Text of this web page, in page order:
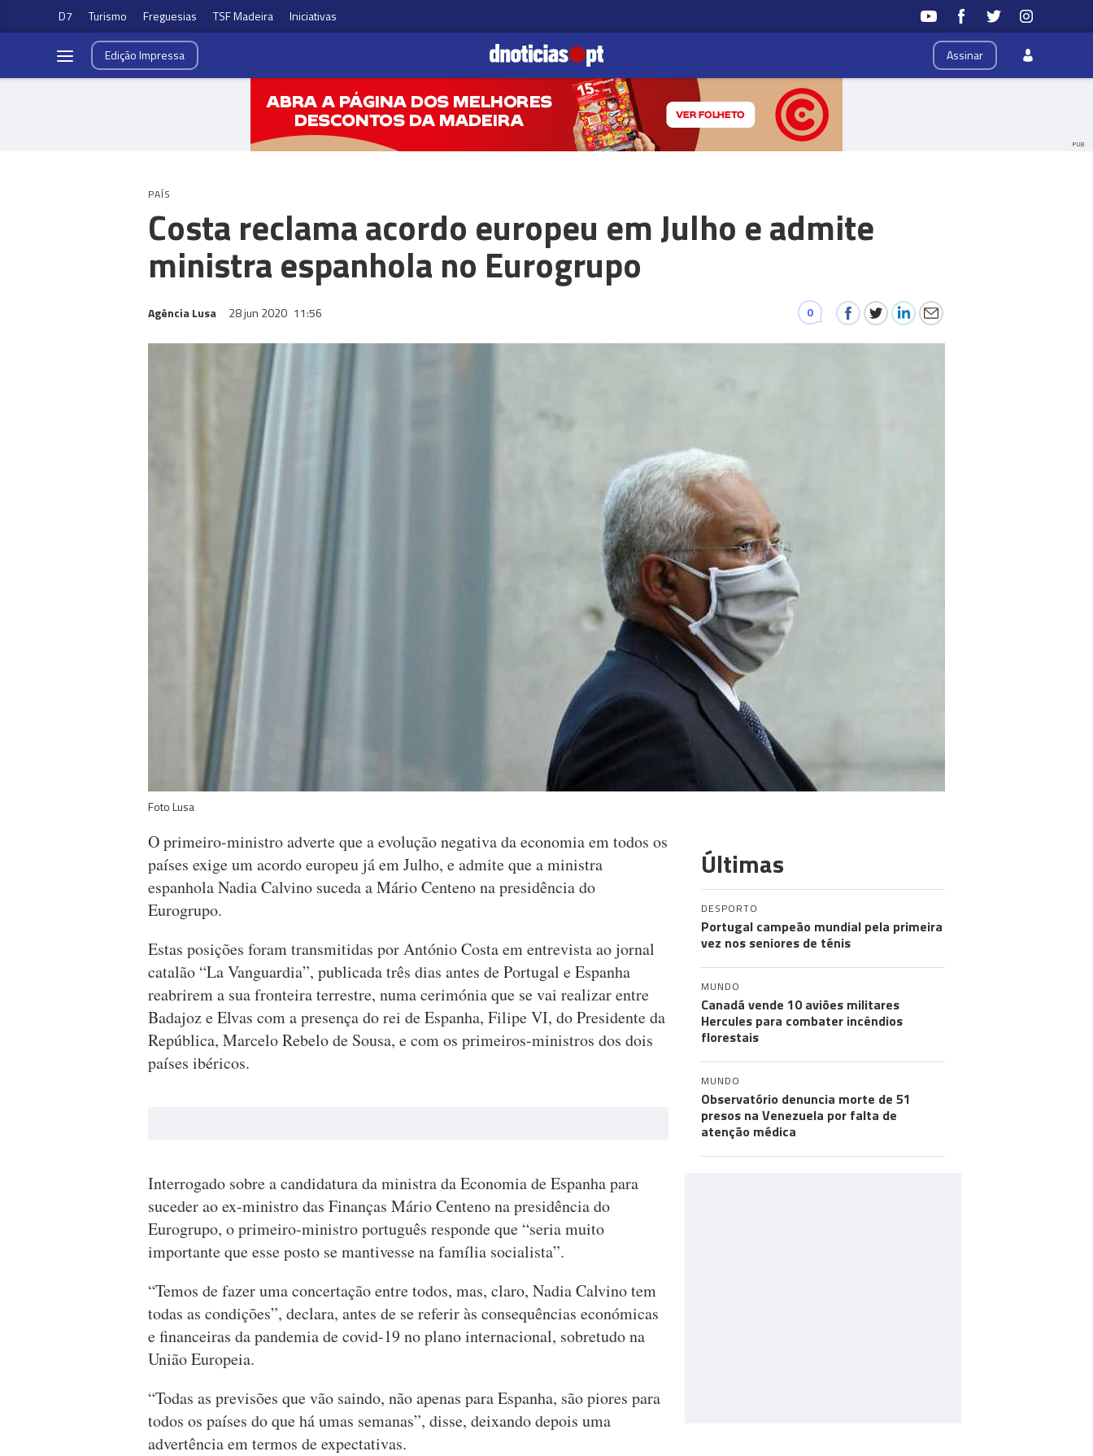
D7 Turismo Freguesias TSF Madeira Iniciativas
Assinar
EdiçãoImpressa
PUB
PAÍS
Costa reclama acordo europeu em Julho e admite
ministra espanhola no Eurogrupo
Agência Lusa 28 jun 2020 11:56 0
Foto Lusa
O primeiro-ministro adverte que a evolução negativa da economia em todos os
países exige um acordo europeu já em Julho, e admite que a ministra
espanhola Nadia Calvino suceda a Mário Centeno na presidência do
Eurogrupo.
Estas posições foram transmitidas por António Costa em entrevista ao jornal
catalão “La Vanguardia”, publicada três dias antes de Portugal e Espanha
reabrirem a sua fronteira terrestre, numa cerimónia que se vai realizar entre
Badajoz e Elvas com a presença do rei de Espanha, Filipe VI, do Presidente da
República, Marcelo Rebelo de Sousa, e com os primeiros-ministros dos dois
países ibéricos.
Interrogado sobre a candidatura da ministra da Economia de Espanha para
suceder ao ex-ministro das Finanças Mário Centeno na presidência do
Eurogrupo, o primeiro-ministro português responde que “seria muito
importante que esse posto se mantivesse na família socialista”.
“Temos de fazer uma concertação entre todos, mas, claro, Nadia Calvino tem
todas as condições”, declara, antes de se referir às consequências económicas
e financeiras da pandemia de covid-19 no plano internacional, sobretudo na
União Europeia.
“Todas as previsões que vão saindo, não apenas para Espanha, são piores para
todos os países do que há umas semanas”, disse, deixando depois uma
advertência em termos de expectativas.
Últimas
DESPORTO
Portugal campeão mundial pela primeira
vez nos seniores de ténis
MUNDO
Canadá vende 10 aviões militares
Hercules para combater incêndios
florestais
MUNDO
Observatório denuncia morte de 51
presos na Venezuela por falta de
atenção médica